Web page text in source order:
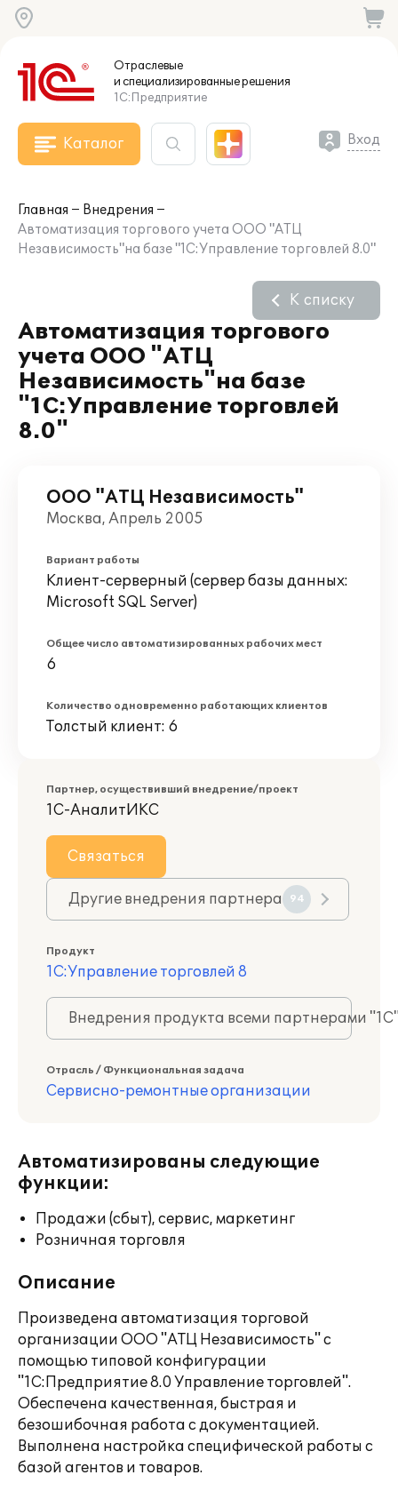
Отраслевые
и специализированныерешения
1С:Предприятие
Каталог Вход
Главная
Внедрения
Автоматизация торгового учета ООО "АТЦ
Независимость"на базе "1С:Управление торговлей 8.0"
Автоматизация торгового
учета ООО "АТЦ
Независимость"на базе
"1С:Управление торговлей
8.0"
К списку
ООО "АТЦ Независимость"
Москва, Апрель 2005
Вариант работы
Клиент-серверный (сервер базы данных:
Microsoft SQL Server)
Общее число автоматизированных рабочих мест
6
Количество одновременно работающих клиентов
Толстый клиент: 6
Партнер, осуществивший внедрение/проект
1С-АналитИКС
Связаться
Другие внедрения партнера 94
Продукт
1С:Управление торговлей 8
Внедрения продукта всеми партнерами
Отрасль / Функциональная задача
Сервисно-ремонтные организации
Автоматизированы следующие
функции:
Продажи (сбыт), сервис, маркетинг
Розничная торговля
Описание
Произведена автоматизация торговой
организации ООО "АТЦ Независимость" с
помощью типовой конфигурации
"1С:Предприятие 8.0 Управление торговлей".
Обеспечена качественная, быстрая и
безошибочная работа с документацией.
Выполнена настройка специфической работы с
базой агентов и товаров.